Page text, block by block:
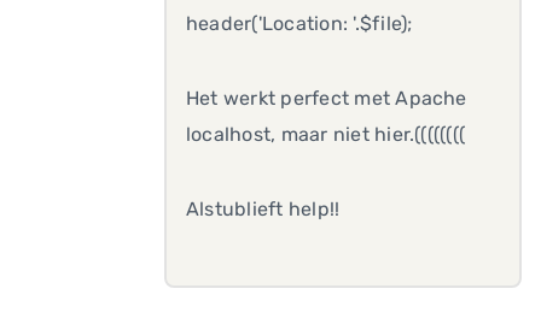
header('Location: '.$file);
Het werkt perfect met Apache
localhost, maar niet hier.((((((((
Alstublieft help!!